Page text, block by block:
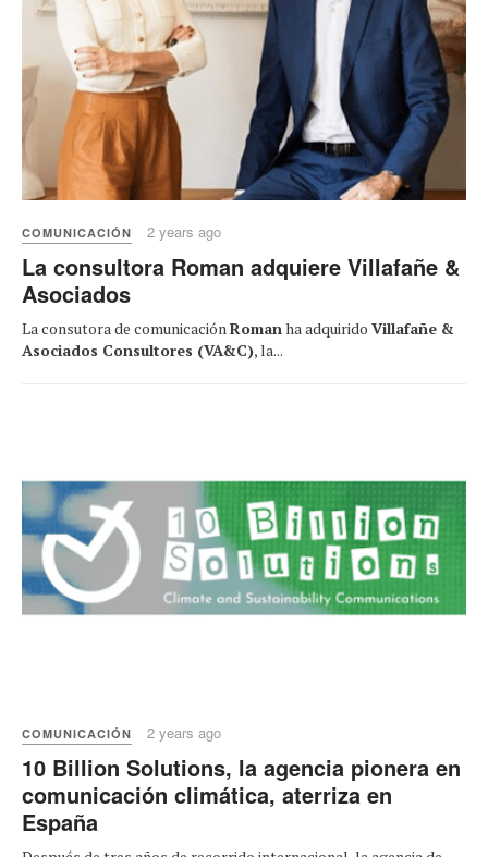
COMUNICACIÓN 2 years ago
La consultora Roman adquiere Villafañe &
Asociados
La consutora de comunicación Roman ha adquirido Villafañe &
Asociados Consultores (VA&C), la...
COMUNICACIÓN 2 years ago
10 Billion Solutions, la agencia pionera en
comunicación climática, aterriza en
España